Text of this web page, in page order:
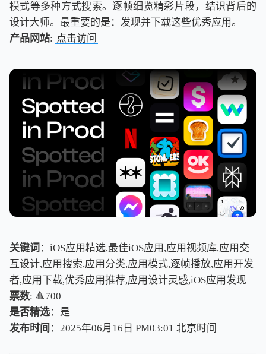
模式等多种方式搜索。逐帧细览精彩片段，结识背后的
设计大师。最重要的是：发现并下载这些优秀应用。
产品网站: 点击访问
关键词 ：iOS应用精选,最佳iOS应用,应用视频库,应用交
互设计,应用搜索,应用分类,应用模式,逐帧播放,应用开发
者,应用下载,优秀应用推荐,应用设计灵感,iOS应用发现
票数: 🔺700
是否精选：是
发布时间 ：2025年06月16日 PM03:01 北京时间
北京时间